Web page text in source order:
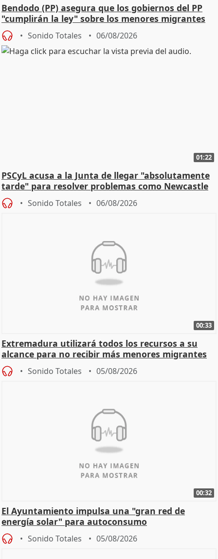
Bendodo (PP) asegura que los gobiernos del PP
"cumplirán la ley" sobre los menores migrantes
Sonido Totales 06/08/2026
01:22
PSCyL acusa a la Junta de llegar "absolutamente
tarde" para resolver problemas como Newcastle
Sonido Totales 06/08/2026
00:33
Extremadura utilizará todos los recursos a su
alcance para no recibir más menores migrantes
Sonido Totales 05/08/2026
00:32
El Ayuntamiento impulsa una "gran red de
energía solar" para autoconsumo
Sonido Totales 05/08/2026